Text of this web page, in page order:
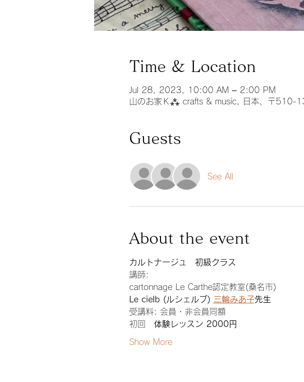
Time & Location
Jul 28, 2023, 10:00 AM – 2:00 PM
山のお家Ｋ⁂ crafts & music, 日本、〒510-
Guests
See All
About the event
カルトナージュ　初級クラス
講師:
cartonnage Le Carthe認定教室(桑名市)
Le cielb (ルシェルブ) 三輪みあ子先生
受講料: 会員・非会員同額
初回 体験レッスン 2000円
Show More